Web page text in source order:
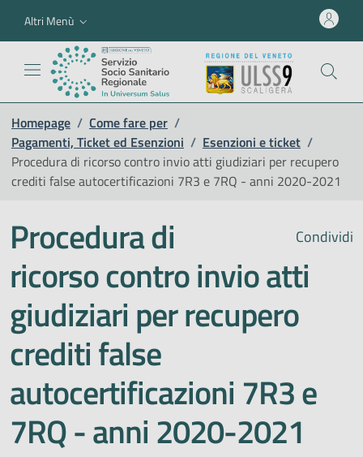
Altri Menù
Homepage / Come fare per /
Pagamenti, Ticket ed Esenzioni / Esenzioni e ticket /
Procedura di ricorso contro invio atti giudiziari per recupero
crediti false autocertificazioni 7R3 e 7RQ - anni 2020-2021
Condividi
Procedura di
ricorso contro invio atti
giudiziari per recupero
crediti false
autocertificazioni 7R3 e
7RQ - anni 2020-2021